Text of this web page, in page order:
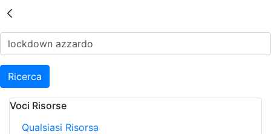
Risultati della Ricerca -
Ricerca
Voci Risorse
Qualsiasi Risorsa